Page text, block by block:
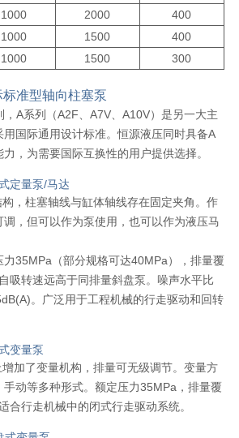
1000 2000
400
1000 1500
400
1000 1500 300
准型轴向柱塞泵
，A系列（A2F、A7V、A10V）是另一大主
国际通用设计标准。恒源液压同时具备A
，为需要国际互换性的用户提供选择。
定量泵/马达
，柱塞轴线与缸体轴线存在固定夹角。作
，但可以作为泵使用，也可以作为液压马
力35MPa（部分规格可达40MPa），排量覆
吸转速远高于同排量斜盘泵。噪声水平比
。广泛用于工程机械的行走驱动和回转
变量泵
加了变量机构，排量可无级调节。变量方
动等多种形式。额定压力35MPa，排量覆
合行走机械中的闭式行走驱动系统。